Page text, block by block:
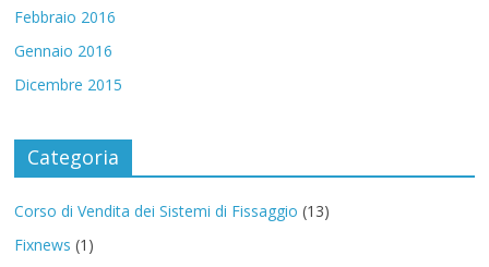
Febbraio 2016
Gennaio 2016
Dicembre 2015
Categoria
Corso di Vendita dei Sistemi di Fissaggio (13)
Fixnews (1)